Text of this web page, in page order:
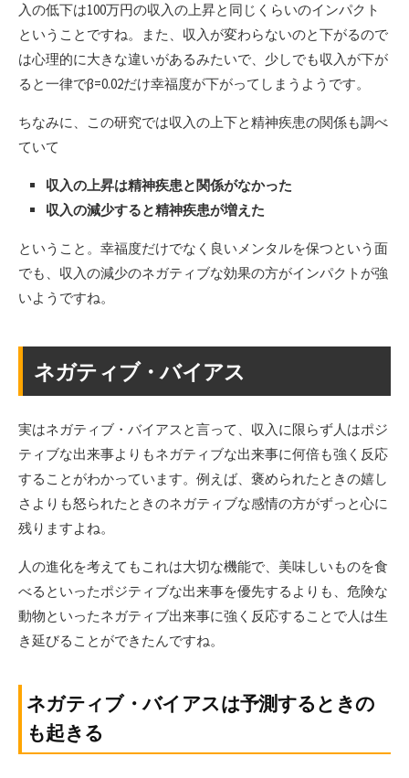
入の低下は100万円の収入の上昇と同じくらいのインパクト
ということですね。また、収入が変わらないのと下がるので
は心理的に大きな違いがあるみたいで、少しでも収入が下が
ると一律でβ=0.02だけ幸福度が下がってしまうようです。
ちなみに、この研究では収入の上下と精神疾患の関係も調べ
ていて
収入の上昇は精神疾患と関係がなかった
収入の減少すると精神疾患が増えた
ということ。幸福度だけでなく良いメンタルを保つという面
でも、収入の減少のネガティブな効果の方がインパクトが強
いようですね。
ネガティブ・バイアス
実はネガティブ・バイアスと言って、収入に限らず人はポジ
ティブな出来事よりもネガティブな出来事に何倍も強く反応
することがわかっています。例えば、褒められたときの嬉し
さよりも怒られたときのネガティブな感情の方がずっと心に
残りますよね。
人の進化を考えてもこれは大切な機能で、美味しいものを食
べるといったポジティブな出来事を優先するよりも、危険な
動物といったネガティブ出来事に強く反応することで人は生
き延びることができたんですね。
ネガティブ・バイアスは予測するときの
も起きる